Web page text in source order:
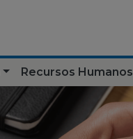
Recursos Humanos